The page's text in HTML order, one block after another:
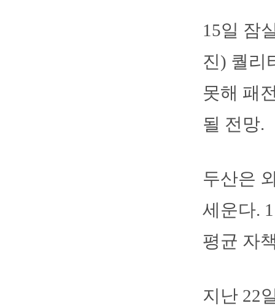
15일 잠
진) 퀄리
못해 패
될 전망.
두산은
세운다.
평균 자
지난 22